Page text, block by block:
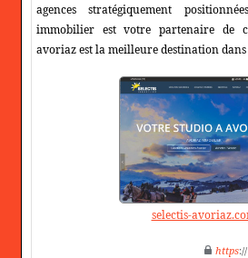
agences stratégiquement
immobilier est votre partenaire de
avoriaz est la meilleure destination dans
selectis-
https